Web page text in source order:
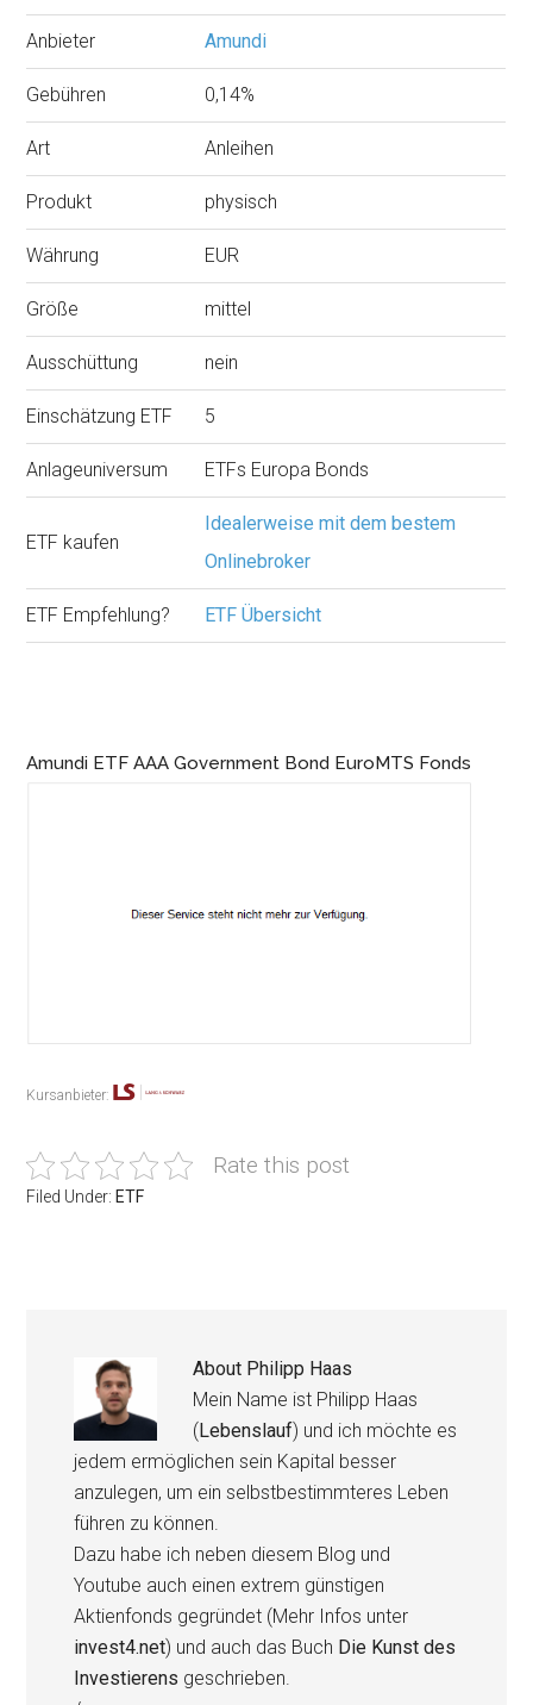
Anbieter Amundi
Gebühren 0,14%
Art Anleihen
Produkt physisch
Währung EUR
Größe mittel
Ausschüttung nein
Einschätzung ETF 5
Anlageuniversum ETFs Europa Bonds
ETF kaufen
Idealerweise mit dem bestem
Onlinebroker
ETF Empfehlung? ETF Übersicht
Amundi ETF AAA Government Bond EuroMTS Fonds
Kursanbieter:
Rate this post
Filed Under: ETF
About Philipp Haas
Mein Name ist Philipp Haas
(Lebenslauf) und ich möchte es
jedem ermöglichen sein Kapital besser
anzulegen, um ein selbstbestimmteres Leben
führen zu können.
Dazu habe ich neben diesem Blog und
Youtube auch einen extrem günstigen
Aktienfonds gegründet (Mehr Infos unter
invest4.net) und auch das Buch Die Kunst des
Investierens geschrieben.